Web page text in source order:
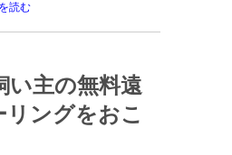
読む
い主の無料遠
リングをおこ